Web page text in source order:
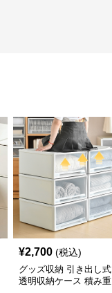
¥2,700 (税込)
グッズ収納 引き出し式
透明収納ケース 積み重